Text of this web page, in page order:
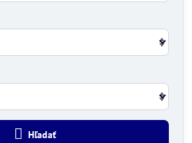
Hľadať